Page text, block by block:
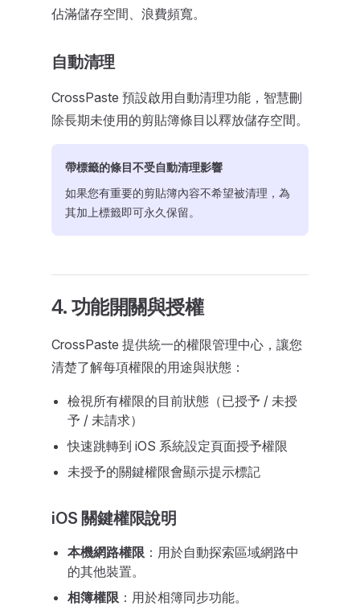
佔滿儲存空間、浪費頻寬。
自動清理
CrossPaste 預設啟用自動清理功能，智慧刪
除長期未使用的剪貼簿條目以釋放儲存空間。
帶標籤的條目不受自動清理影響
如果您有重要的剪貼簿內容不希望被清理，為
其加上標籤即可永久保留。
4. 功能開關與授權
CrossPaste 提供統一的權限管理中心，讓您
清楚了解每項權限的用途與狀態：
檢視所有權限的目前狀態（已授予 / 未授
予 / 未請求）
快速跳轉到 iOS 系統設定頁面授予權限
未授予的關鍵權限會顯示提示標記
iOS 關鍵權限說明
本機網路權限 ：用於自動探索區域網路中
的其他裝置。
相簿權限 ：用於相簿同步功能。